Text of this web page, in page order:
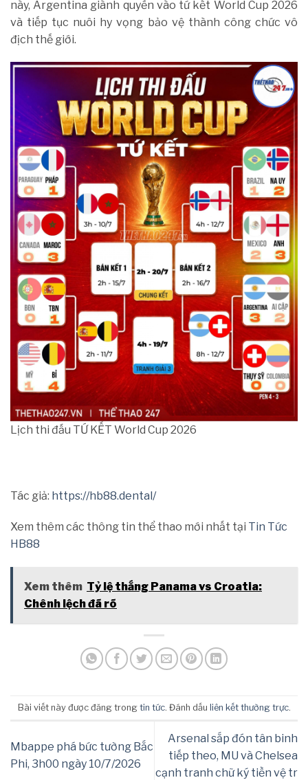
này, Argentina giành quyền vào tứ kết World Cup 2026
và tiếp tục nuôi hy vọng bảo vệ thành công chức vô
địch thế giới.
Lịch thi đấu TỨ KẾT World Cup 2026
Tác giả: https://hb88.dental/
Xem thêm các thông tin thể thao mới nhất tại Tin Tức
HB88
Xem thêm Tỷ lệ thắng Panama vs Croatia:
Chênh lệch đã rõ
Bài viết này được đăng trong tin tức. Đánh dấu liên kết thường trực.
Mbappe phá bức tường Bắc
Phi, 3h00 ngày 10/7/2026
Arsenal sắp đón tân binh
tiếp theo, MU và Chelsea
cạnh tranh chữ ký tiền vệ tr